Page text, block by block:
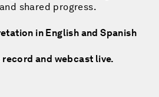
shared progress.
in English and Spanish
record and webcast live.